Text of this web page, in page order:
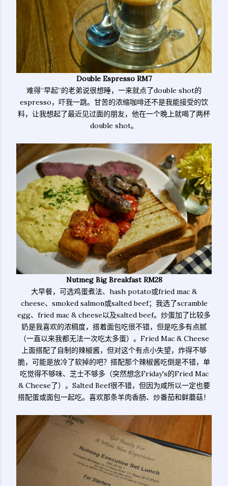
Double Espresso RM7
难得“早起”的老弟说很想睡，一来就点了double shot的
espresso，吓我一跳。甘苦的浓缩咖啡还不是我能接受的饮
料，让我想起了最近见过面的朋友，他在一个晚上就喝了两杯
double shot。
Nutmeg Big Breakfast RM28
大早餐，可选鸡蛋煮法、hash potato或fried mac &
cheese、smoked salmon或salted beef；我选了scramble
egg、fried mac & cheese以及salted beef。炒蛋加了比较多
奶是我喜欢的浓稠度，搭着面包吃很不错，但是吃多有点腻
（一直以来我都无法一次吃太多蛋）。Fried Mac & Cheese
上面搭配了自制的辣椒酱，但对这个有点小失望，炸得不够
脆，可能是放冷了软掉的吧？搭配那个辣椒酱吃倒是不错，单
吃觉得不够味、芝士不够多（突然想念Friday's的Fried Mac
& Cheese了）。Salted Beef很不错，但因为咸所以一定也要
搭配蛋或面包一起吃。喜欢那条羊肉香肠、炒番茄和鲜蘑菇！